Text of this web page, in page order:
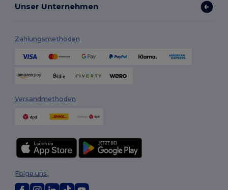
Unser Unternehmen
Zahlungsmethoden
Versandmethoden
Folge uns